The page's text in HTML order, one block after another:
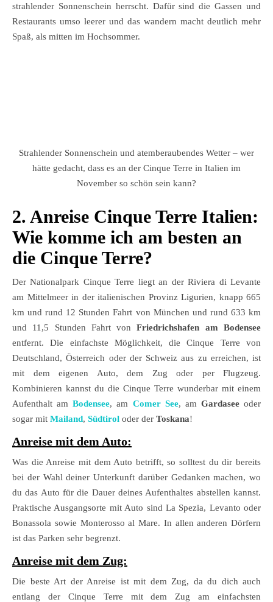
strahlender Sonnenschein herrscht. Dafür sind die Gassen und
Restaurants umso leerer und das wandern macht deutlich mehr
Spaß, als mitten im Hochsommer.
Strahlender Sonnenschein und atemberaubendes Wetter – wer
hätte gedacht, dass es an der Cinque Terre in Italien im
November so schön sein kann?
2. Anreise Cinque Terre Italien:
Wie komme ich am besten an
die Cinque Terre?
Der Nationalpark Cinque Terre liegt an der Riviera di Levante
am Mittelmeer in der italienischen Provinz Ligurien, knapp 665
km und rund 12 Stunden Fahrt von München und rund 633 km
und 11,5 Stunden Fahrt vonFriedrichshafen am Bodensee
entfernt. Die einfachste Möglichkeit, die Cinque Terre von
Deutschland, Österreich oder der Schweiz aus zu erreichen, ist
mit dem eigenen Auto, dem Zug oder per Flugzeug.
Kombinieren kannst du die Cinque Terre wunderbar mit einem
Aufenthalt amBodensee, am Comer See, am Gardaseeoder
sogar mit Mailand, Südtirol oder der Toskana!
Anreise mit dem Auto:
Was die Anreise mit dem Auto betrifft, so solltest du dir bereits
bei der Wahl deiner Unterkunft darüber Gedanken machen, wo
du das Auto für die Dauer deines Aufenthaltes abstellen kannst.
Praktische Ausgangsorte mit Auto sind La Spezia, Levanto oder
Bonassola sowie Monterosso al Mare. In allen anderen Dörfern
ist das Parken sehr begrenzt.
Anreise mit dem Zug:
Die beste Art der Anreise ist mit dem Zug, da du dich auch
entlang der Cinque Terre mit dem Zug am einfachsten